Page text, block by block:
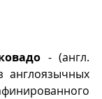
англоязычных